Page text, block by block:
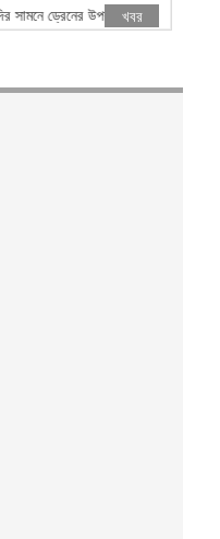
ড্রেনের উপর স্ল্যাব দিয়ে ঢেকে দেয়া
খবর